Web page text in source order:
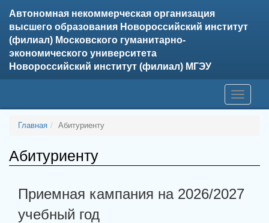
Автономная некоммерческая организация
высшего образования Новороссийский институт
(филиал) Московского гуманитарно-
экономического университета
Новороссийский институт (филиал) МГЭУ
Toggle
Главная Абитуриенту
Абитуриенту
Приемная кампания на 2026/2027
учебный год